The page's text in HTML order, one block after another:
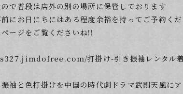
で普段は店外の別の場所に保管しております
にお日にちにはある程度余裕を持ってご予約く
ージをご覧くださいね!!
打掛け-引き振袖レンタル
袖と色打掛けを中国の時代劇ドラマ武則天風に